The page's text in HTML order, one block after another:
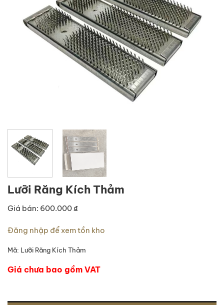
Lưỡi Răng Kích Thảm
Giá bán: 600.000 ₫
Đăng nhập để xem tồn kho
Mã: Lưỡi Răng Kích Thảm
Giá chưa bao gồm VAT